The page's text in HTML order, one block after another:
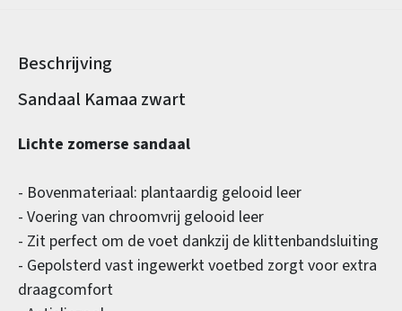
Beschrijving
Productinformatie
Sandaal Kamaa zwart
Lichte zomerse sandaal
- Bovenmateriaal: plantaardig gelooid leer
- Voering van chroomvrij gelooid leer
- Zit perfect om de voet dankzij de klittenbandsluiting
- Gepolsterd vast ingewerkt voetbed zorgt voor extra
draagcomfort